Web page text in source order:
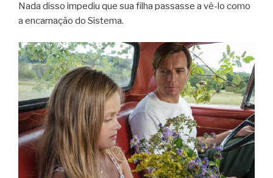
Nada disso impediu que sua filha passasse a vê-lo como
a encarnação do Sistema.